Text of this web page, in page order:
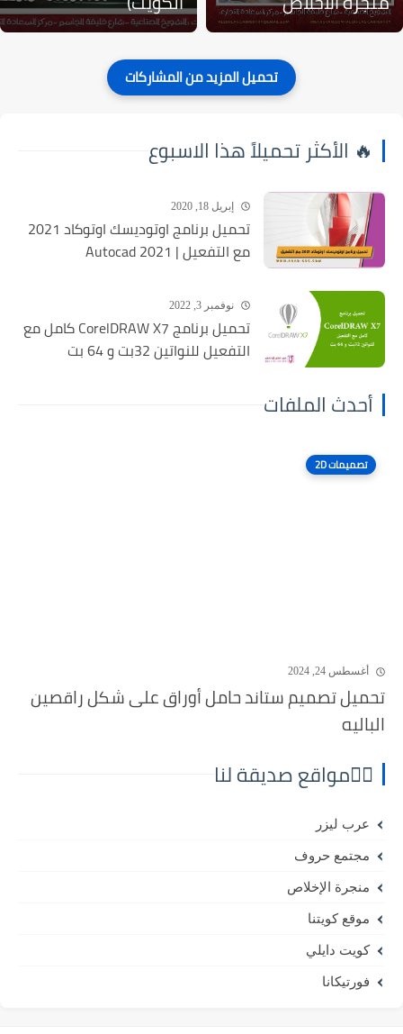
🔥 الأكثر تحميلاً هذا الاسبوع
إبريل 18, 2020
تحميل برنامج اوتوديسك اوتوكاد 2021
مع التفعيل | Autocad 2021
نوفمبر 3, 2022
تحميل برنامج CorelDRAW X7 كامل مع
التفعيل للنواتين 32بت و 64 بت
أحدث الملفات
تصميمات 2D
أغسطس 24, 2024
تحميل تصميم ستاند حامل أوراق على شكل راقصين
الباليه
⛓️‍💥مواقع صديقة لنا
عرب ليزر
مجتمع حروف
منجرة الإخلاص
موقع كويتنا
كويت دايلي
فورتيكانا